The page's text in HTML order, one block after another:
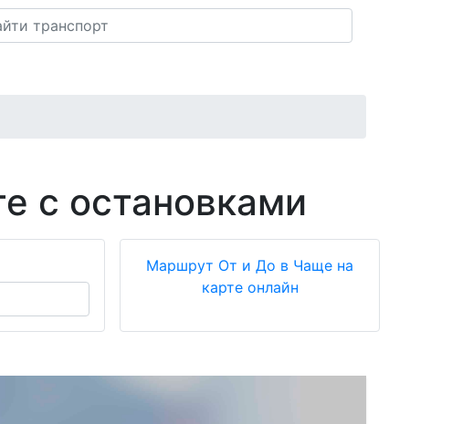
с остановками
Маршрут От и До в Чаще на
карте онлайн